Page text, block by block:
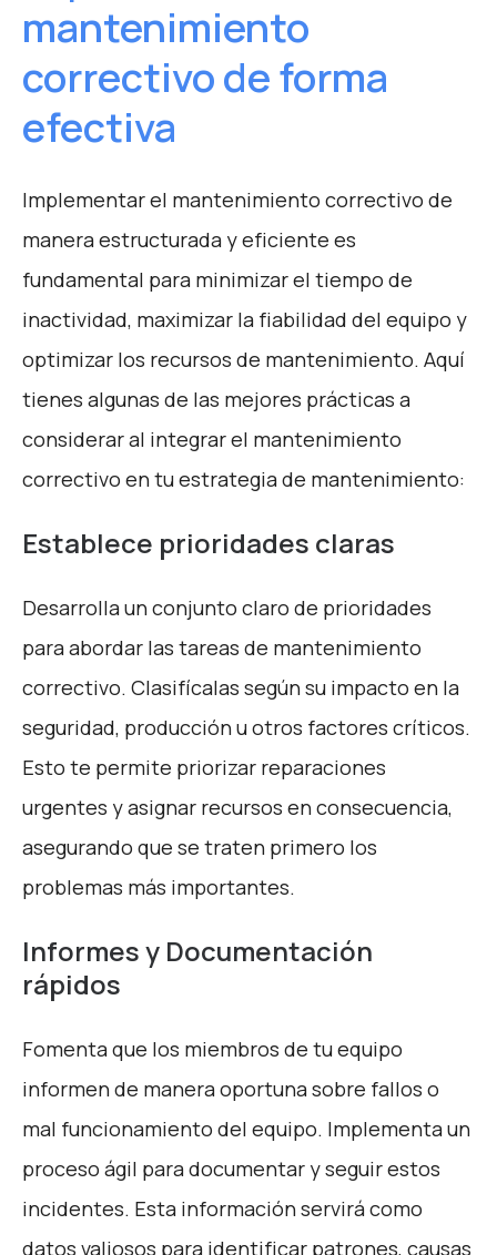
mantenimiento
correctivo de forma
efectiva
Implementar el mantenimiento correctivo de
manera estructurada y eficiente es
fundamental para minimizar el tiempo de
inactividad, maximizar la fiabilidad del equipo y
optimizar los recursos de mantenimiento. Aquí
tienes algunas de las mejores prácticas a
considerar al integrar el mantenimiento
correctivo en tu estrategia de mantenimiento:
Establece prioridades claras
Desarrolla un conjunto claro de prioridades
para abordar las tareas de mantenimiento
correctivo. Clasifícalas según su impacto en la
seguridad, producción u otros factores críticos.
Esto te permite priorizar reparaciones
urgentes y asignar recursos en consecuencia,
asegurando que se traten primero los
problemas más importantes.
Informes y Documentación
rápidos
Fomenta que los miembros de tu equipo
informen de manera oportuna sobre fallos o
mal funcionamiento del equipo. Implementa un
proceso ágil para documentar y seguir estos
incidentes. Esta información servirá como
datos valiosos para identificar patrones, causas